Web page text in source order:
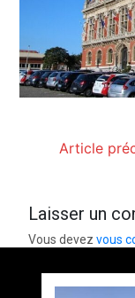
Article
Laisser un
Vous devezvous